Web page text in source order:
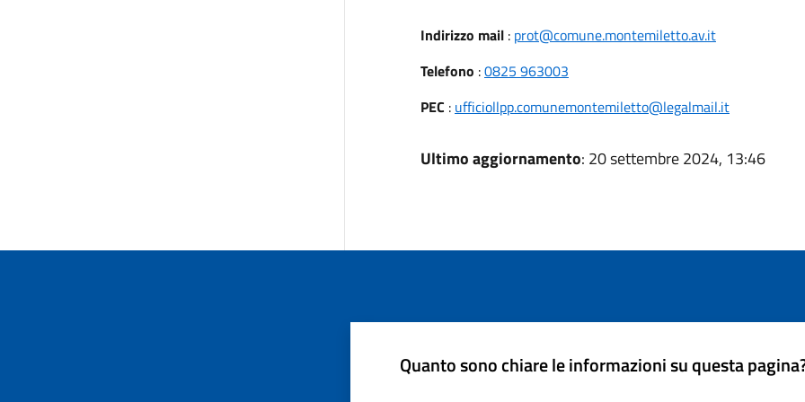
Indirizzo mail: prot@comune.montemiletto.av.it
Telefono :0825 963003
PEC : ufficiollpp.comunemontemiletto@legalmail.it
Ultimo aggiornamento: 20 settembre 2024, 13:46
Quanto sono chiare le informazioni su questa